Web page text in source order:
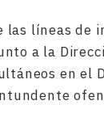
las líneas de
a la
en el